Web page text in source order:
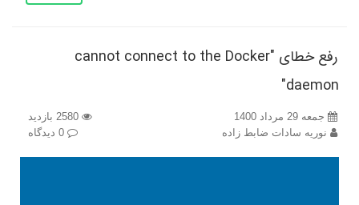
رفع خطای "cannot connect to the Docker
daemon"
جمعه 29 مرداد 1400
نوریه سادات ضابط زاده